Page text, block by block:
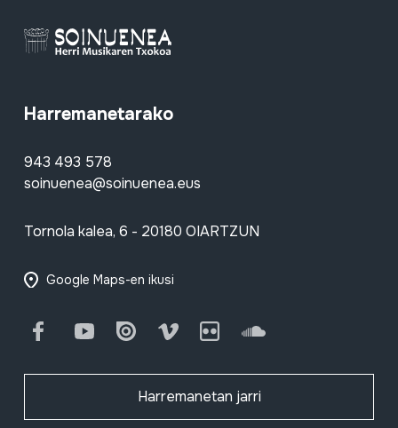
Harremanetarako
943 493 578
soinuenea@soinuenea.eus
Tornola kalea, 6 - 20180 OIARTZUN
Google Maps-en ikusi
FacebookYoutube Issuu Vimeo Flickr SoundCloud
Harremanetan jarri